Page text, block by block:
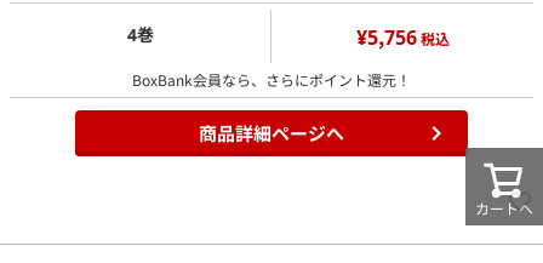
4巻 ¥5,756 税込
BoxBank会員なら、さらにポイント還元！
商品詳細ページへ
カートへ